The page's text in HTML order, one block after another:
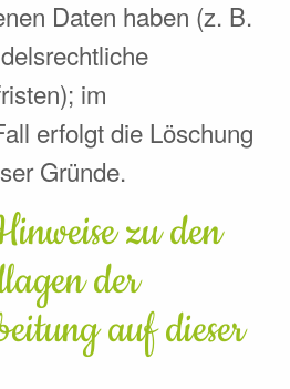
Daten haben (z. B.
im
erfolgt die Löschung
Gründe.
zu den
der
auf dieser